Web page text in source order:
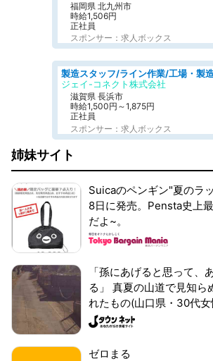
福岡県 北九州市
時給1,506円
正社員
スポンサー：求人ボックス
ジェイ-コネクト株式会社
滋賀県 長浜市
時給1,500円～1,875円
正社員
スポンサー：求人ボックス
姉妹サイト
Suicaのペンギン"夏のラ
8日に発売。Pensta史上
だよ~。
「孫にあげると思って、
る」 真夏の山道で見知ら
れたもの(山口県・30代
ゼロまる